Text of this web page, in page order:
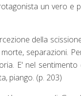
un vero e
della
separazioni.
E' nel sentimento
piango. (p. 203)